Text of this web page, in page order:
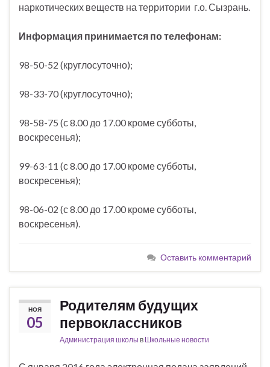
наркотических веществ на территории г.о. Сызрань.
Информация принимается по телефонам:
98-50-52 (круглосуточно);
98-33-70 (круглосуточно);
98-58-75 (с 8.00 до 17.00 кроме субботы,
воскресенья);
99-63-11 (с 8.00 до 17.00 кроме субботы,
воскресенья);
98-06-02 (с 8.00 до 17.00 кроме субботы,
воскресенья).
Оставить комментарий
НОЯ
05
Родителям будущих
первоклассников
Администрация школы в Школьные новости